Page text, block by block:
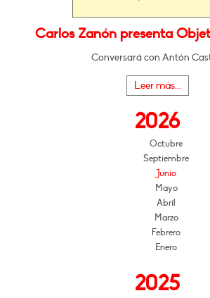
Carlos Zanón presenta
Conversará con Antón
Leer más...
2026
Octubre
Septiembre
Junio
Mayo
Abril
Marzo
Febrero
Enero
2025